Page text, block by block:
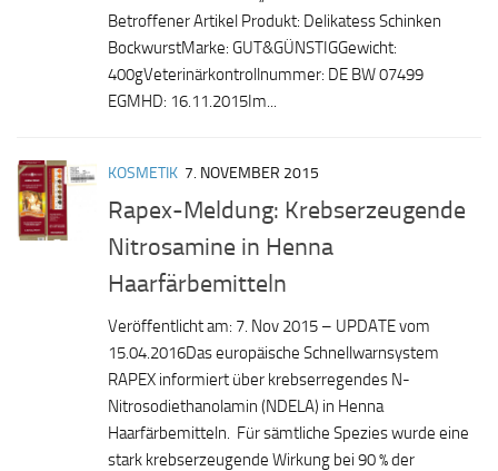
Betroffener Artikel Produkt: Delikatess Schinken
BockwurstMarke: GUT&GÜNSTIGGewicht:
400gVeterinärkontrollnummer: DE BW 07499
EGMHD: 16.11.2015Im...
KOSMETIK 7. NOVEMBER 2015
Rapex-Meldung: Krebserzeugende
Nitrosamine in Henna
Haarfärbemitteln
Veröffentlicht am: 7. Nov 2015 – UPDATE vom
15.04.2016Das europäische Schnellwarnsystem
RAPEX informiert über krebserregendes N-
Nitrosodiethanolamin (NDELA) in Henna
Haarfärbemitteln. Für sämtliche Spezies wurde eine
stark krebserzeugende Wirkung bei 90 % der